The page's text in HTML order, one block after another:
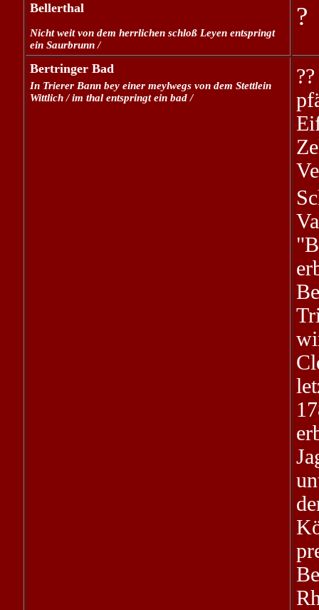
Bellerthal
Nicht weit von dem herrlichen schloß Leyen entspringt
ein Saurbrunn /
?
Bertringer Bad
In Trierer Bann bey einer meylwegs von dem Stettlein
Wittlich / im thal entspringt ein bad /